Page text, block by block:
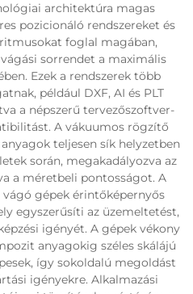
architektúra magas
pozicionáló rendszereket és
foglal magában,
sorrendet a maximális
Ezek a rendszerek több
például DXF, AI és PLT
a népszerű tervezőszoftver-
A vákuumos rögzítő
teljesen sík helyzetben
során, megakadályozva az
a méretbeli pontosságot. A
vágó gépek érintőképernyős
egyszerűsíti az üzemeltetést,
igényét. A gépek vékony
anyagokig széles skálájú
így sokoldalú megoldást
igényekre. Alkalmazási